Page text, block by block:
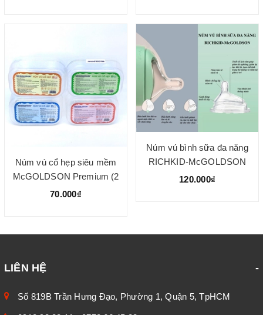
Núm vú cổ hẹp siêu mềm
McGOLDSON Premium (2
cái/hộp)
70.000₫
Núm vú bình sữa đa năng
RICHKID-McGOLDSON
(Hộp 2 cái)
120.000₫
LIÊN HỆ
Số 819B Trần Hưng Đạo, Phường 1, Quận 5, TpHCM